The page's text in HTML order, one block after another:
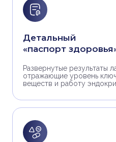
Детальный
«паспорт
Развернутые результаты
отражающие уровень
веществ и работу